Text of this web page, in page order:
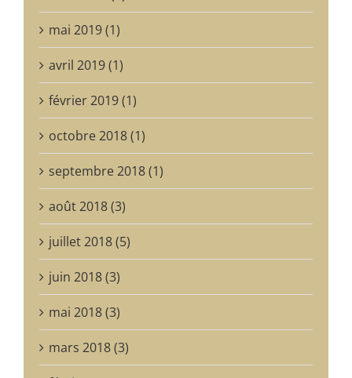
mai 2019 (1)
avril 2019 (1)
février 2019 (1)
octobre 2018 (1)
septembre 2018 (1)
août 2018 (3)
juillet 2018 (5)
juin 2018 (3)
mai 2018 (3)
mars 2018 (3)